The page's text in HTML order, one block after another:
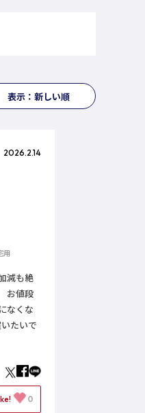
表示：新しい順
2026.2.14
用
減も絶
お値段
なくな
たいで
0